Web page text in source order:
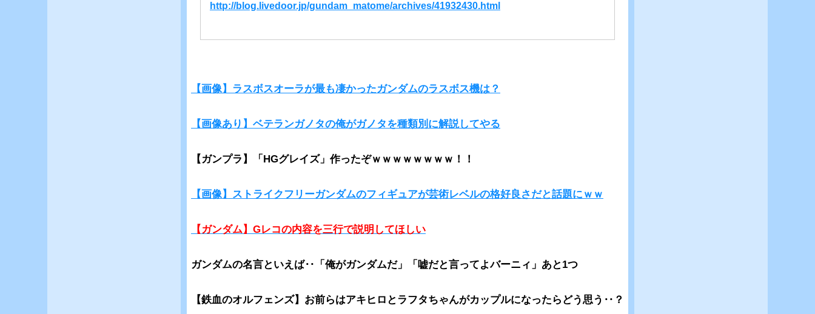
http://blog.livedoor.jp/gundam_matome/archives/41932430.html
【画像】ラスボスオーラが最も凄かったガンダムのラスボス機は？
【画像あり】ベテランガノタの俺がガノタを種類別に解説してやる
【ガンプラ】「HGグレイズ」作ったぞｗｗｗｗｗｗｗｗ！！
【画像】ストライクフリーガンダムのフィギュアが芸術レベルの格好良さだと話題にｗｗ
【ガンダム】Gレコの内容を三行で説明してほしい
ガンダムの名言といえば‥「俺がガンダムだ」「嘘だと言ってよバーニィ」あと1つ
【鉄血のオルフェンズ】お前らはアキヒロとラフタちゃんがカップルになったらどう思う‥？